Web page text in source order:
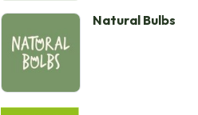
Natural Bulbs